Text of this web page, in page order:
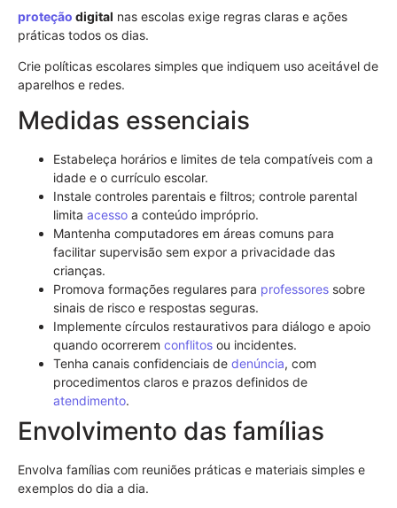
proteção digital nas escolas exige regras claras e ações
práticas todos os dias.
Crie políticas escolares simples que indiquem uso aceitável de
aparelhos e redes.
Medidas essenciais
Estabeleça horários e limites de tela compatíveis com a
idade e o currículo escolar.
Instale controles parentais e filtros; controle parental
limita acesso a conteúdo impróprio.
Mantenha computadores em áreas comuns para
facilitar supervisão sem expor a privacidade das
crianças.
Promova formações regulares para professores sobre
sinais de risco e respostas seguras.
Implemente círculos restaurativos para diálogo e apoio
quando ocorrerem conflitos ou incidentes.
Tenha canais confidenciais de denúncia, com
procedimentos claros e prazos definidos de
atendimento.
Envolvimento das famílias
Envolva famílias com reuniões práticas e materiais simples e
exemplos do dia a dia.